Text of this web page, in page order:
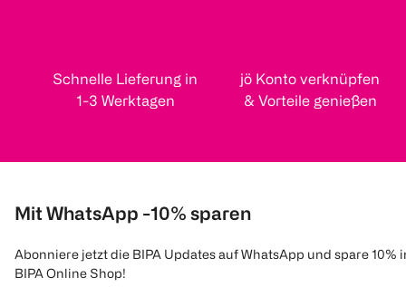
Schnelle Lieferung in
1-3 Werktagen
jö Konto verknüpfen
& Vorteile genießen
Mit WhatsApp -10% sparen
Abonniere jetzt die BIPA Updates auf WhatsApp und spare 10%
BIPA Online Shop!